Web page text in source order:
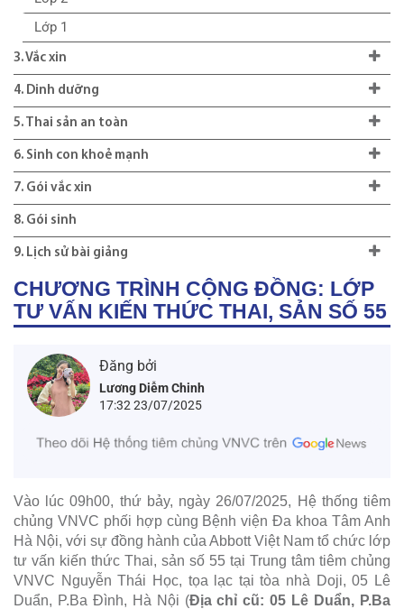
Lớp 1
3. Vắc xin
4. Dinh dưỡng
5. Thai sản an toàn
6. Sinh con khoẻ mạnh
7. Gói vắc xin
8. Gói sinh
9. Lịch sử bài giảng
CHƯƠNG TRÌNH CỘNG ĐỒNG: LỚP
TƯ VẤN KIẾN THỨC THAI, SẢN SỐ 55
Đăng bởi
Lương Diễm Chinh
17:32 23/07/2025
Vào lúc 09h00, thứ bảy, ngày 26/07/2025, Hệ thống tiêm
chủng VNVC phối hợp cùng Bệnh viện Đa khoa Tâm Anh
Hà Nội, với sự đồng hành của Abbott Việt Nam tổ chức lớp
tư vấn kiến thức Thai, sản số 55 tại Trung tâm tiêm chủng
VNVC Nguyễn Thái Học, tọa lạc tại tòa nhà Doji, 05 Lê
Duẩn, P.Ba Đình, Hà Nội (Địa chỉ cũ: 05 Lê Duẩn, P.Ba